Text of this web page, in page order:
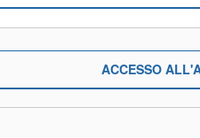
ACCESSO